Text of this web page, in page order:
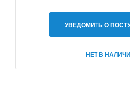
УВЕДОМИТЬ О
НЕТ В